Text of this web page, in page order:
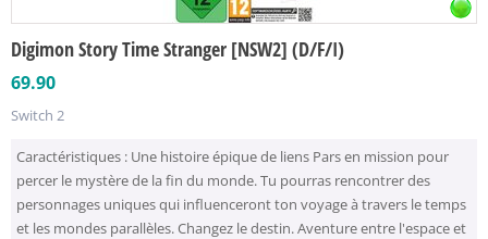
Digimon Story Time Stranger [NSW2] (D/F/I)
69.90
Switch 2
Caractéristiques : Une histoire épique de liens Pars en mission pour
percer le mystère de la fin du monde. Tu pourras rencontrer des
personnages uniques qui influenceront ton voyage à travers le temps
et les mondes parallèles. Changez le destin. Aventure entre l'espace et